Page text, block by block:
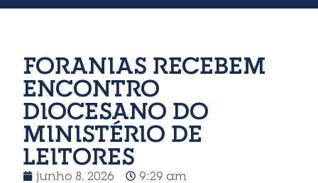
FORANIAS RECEBEM
ENCONTRO
DIOCESANO DO
MINISTÉRIO DE
LEITORES
junho 8, 2026 9:29 am